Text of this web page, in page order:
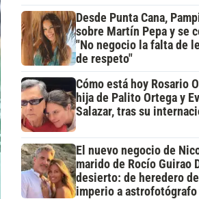
Desde Punta Cana,
sobre Martín Pepa y se
"No negocio la falta de
de respeto"
Cómo está hoy Rosario
hija de Palito Ortega y
Salazar, tras su
El nuevo negocio de
marido de Rocío Guirao
desierto: de heredero
imperio a astrofotógrafo